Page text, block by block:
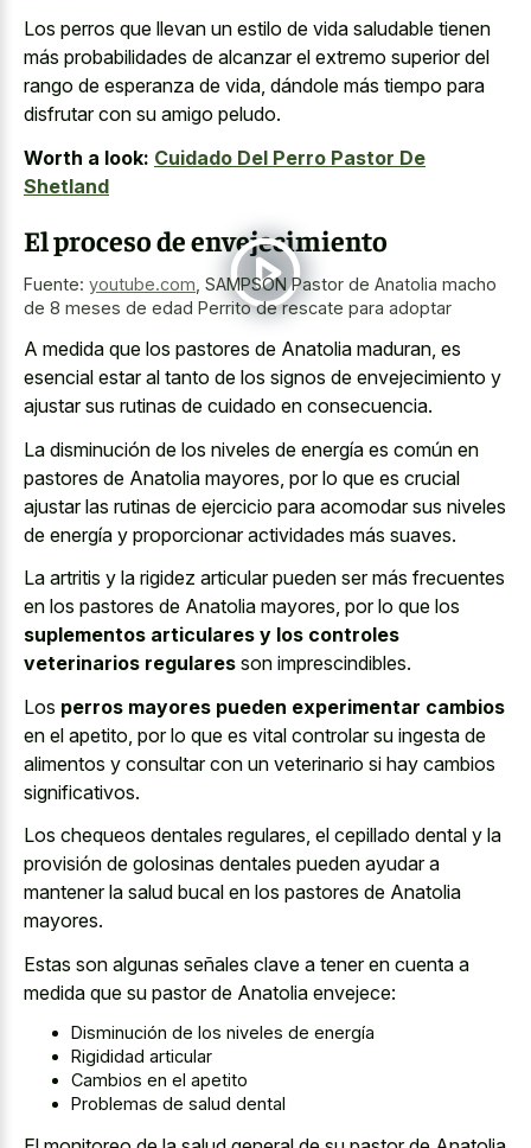
Los perros que llevan un estilo de vida saludable tienen
más probabilidades de alcanzar el extremo superior del
rango de esperanza de vida, dándole más tiempo para
disfrutar con su amigo peludo.
Worth a look: Cuidado Del Perro Pastor De
Shetland
El proceso de envejecimiento
Fuente: youtube.com SAMPSON Pastor de Anatolia macho
de 8 meses de edad Perrito de rescate para adoptar
A medida que los pastores de Anatolia maduran, es
esencial estar al tanto de los signos de envejecimiento y
ajustar sus rutinas de cuidado en consecuencia.
La disminución de los niveles de energía es común en
pastores de Anatolia mayores, por lo que es crucial
ajustar las rutinas de ejercicio para acomodar sus niveles
de energía y proporcionar actividades más suaves.
La artritis y la rigidez articular pueden ser más frecuentes
en los pastores de Anatolia mayores, por lo que los
suplementos articulares y los controles
veterinarios regulares son imprescindibles.
Los perros mayores pueden experimentar cambios
en el apetito, por lo que es vital controlar su ingesta de
alimentos y consultar con un veterinario si hay cambios
significativos.
Los chequeos dentales regulares, el cepillado dental y la
provisión de golosinas dentales pueden ayudar a
mantener la salud bucal en los pastores de Anatolia
mayores.
Estas son algunas señales clave a tener en cuenta a
medida que su pastor de Anatolia envejece:
Disminución de los niveles de energía
Rigididad articular
Cambios en el apetito
Problemas de salud dental